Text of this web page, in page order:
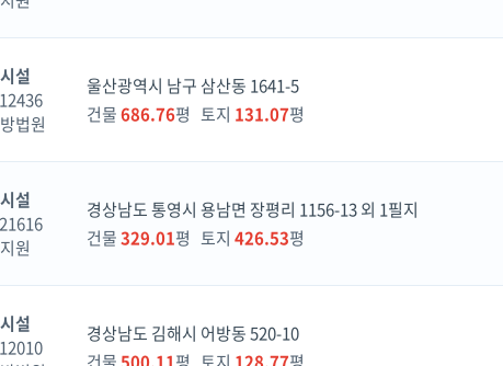
설
법원
울산광역시 남구 삼산동 1641-5
건물686.76평 토지 131.07평
설
원
경상남도 통영시 용남면 장평리 1156-13 외 1필지
건물329.01평 토지 426.53평
설
경상남도 김해시 어방동 520-10